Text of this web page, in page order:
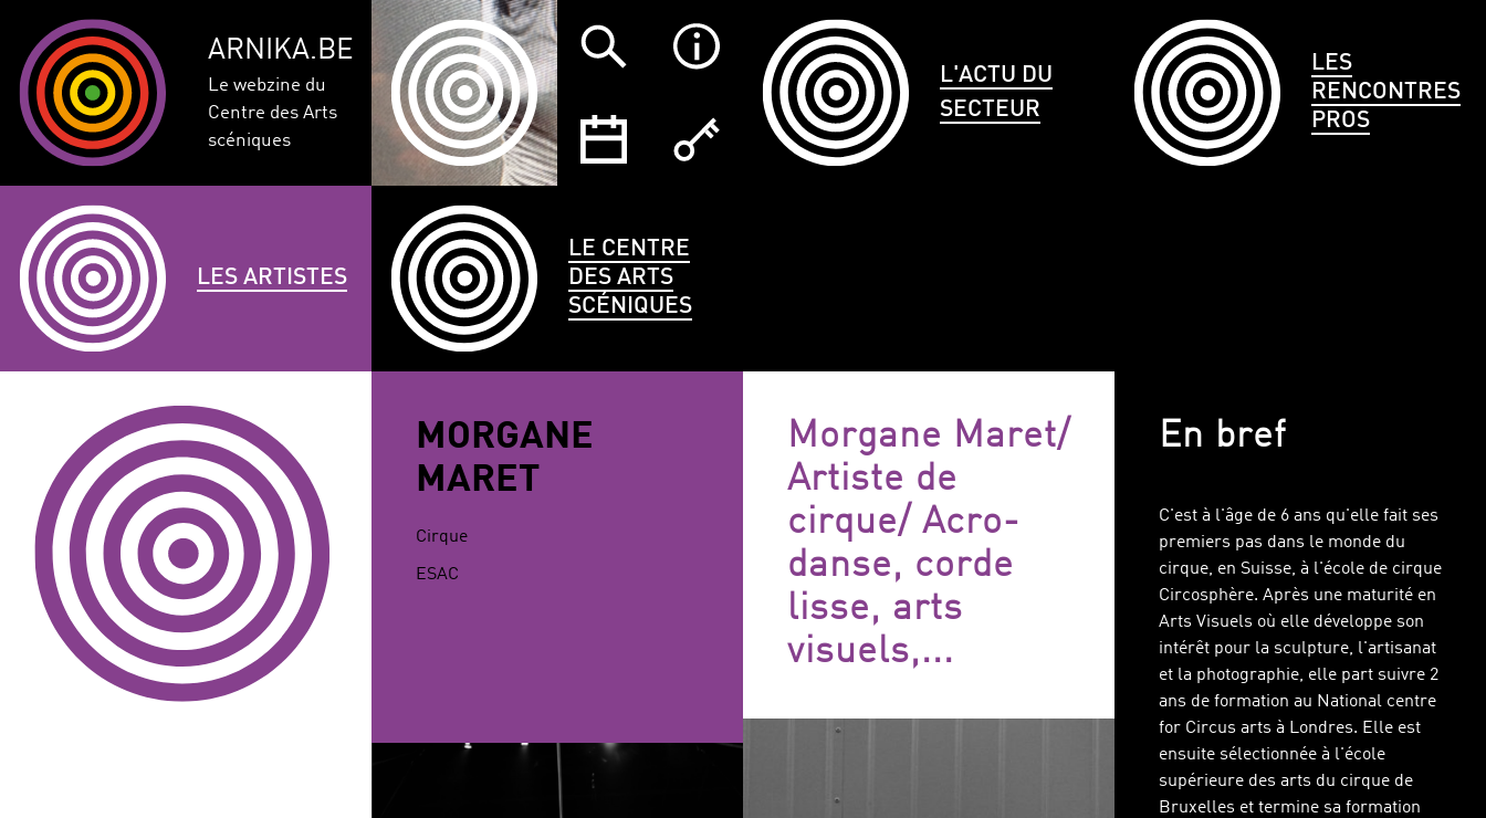
ARNIKA.BE
Le webzine du
Centre des Arts
scéniques
L'ACTU DU
SECTEUR
LES
RENCONTRES
PROS
LES ARTISTES
LE CENTRE
DES ARTS
SCÉNIQUES
DISCIPLINE
COMPÉTENCE
PARLÉES
CORPULENCE
ANNÉE DE
NAISSANCE
MORGANE
MARET
Cirque
ESAC
Morgane Maret/
Artiste de
cirque/ Acro-
danse, corde
lisse, arts
visuels,...
En bref
C'est à l'âge de 6 ans qu'elle fait ses
premiers pas dans le monde du
cirque, en Suisse, à l'école de cirque
Circosphère. Après une maturité en
Arts Visuels où elle développe son
intérêt pour la sculpture, l'artisanat
et la photographie, elle part suivre 2
ans de formation au National centre
for Circus arts à Londres. Elle est
ensuite sélectionnée à l'école
supérieure des arts du cirque de
Bruxelles et termine sa formation